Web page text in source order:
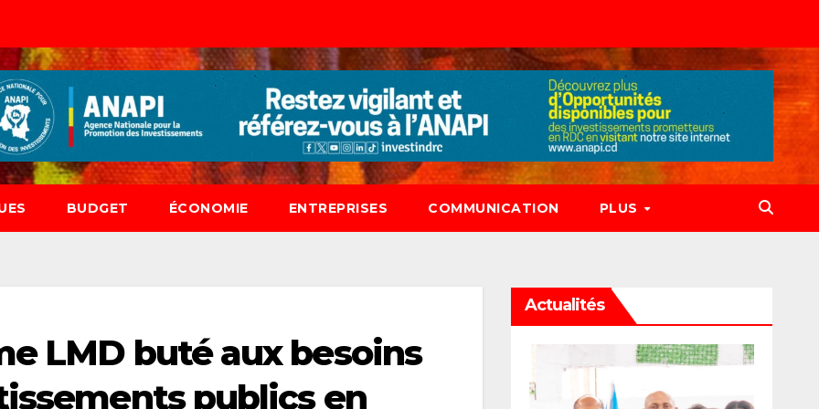
BUDGET ÉCONOMIE ENTREPRISES COMMUNICATION PLUS
LMD buté aux besoins
publics en
Actualités